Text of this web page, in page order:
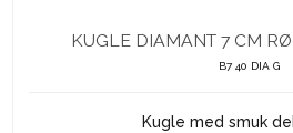
KUGLE DIAMANT 7 CM
B7 40 DIA G
Kugle med smuk